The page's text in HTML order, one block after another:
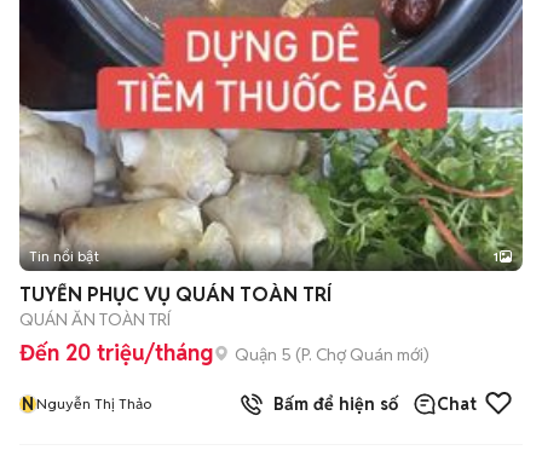
Tin nổi bật 1
TUYỂN PHỤC VỤ QUÁN TOÀN TRÍ
QUÁN ĂN TOÀN TRÍ
Đến 20 triệu/tháng Quận 5 (P. Chợ Quán mới)
NNguyễn Thị Thảo Bấm để hiện số Chat